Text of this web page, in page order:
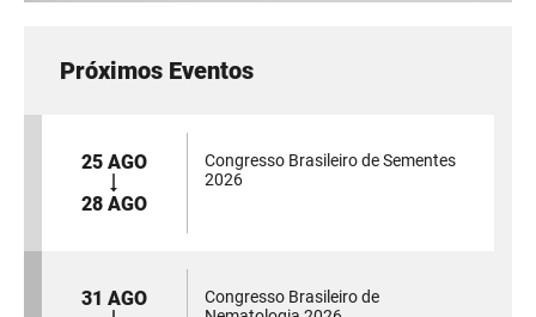
Próximos Eventos
25 AGO
28 AGO
Congresso Brasileiro de Sementes
2026
31 AGO
Congresso Brasileiro de